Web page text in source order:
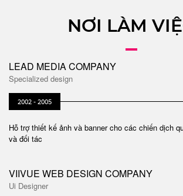
NƠI LÀM
LEAD MEDIA COMPANY
Specialized design
2002 - 2005
Hỗ trợ thiết kế ảnh và banner cho các chiến dịch
và đối tác
VIIVUE WEB DESIGN COMPANY
Ui Designer